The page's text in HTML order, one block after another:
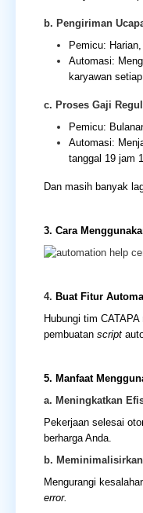
b. Pengiriman
Pemicu:
Automasi:
karyawan
c. Proses Gaji
Pemicu:
Automasi:
tanggal 19 jam
Dan masih banyak
3. Cara
4. Buat Fitur
Hubungi tim
pembuatan script
5. Manfaat
a. Meningkatkan
Pekerjaan selesai
berharga Anda.
b.
Mengurangi
error.